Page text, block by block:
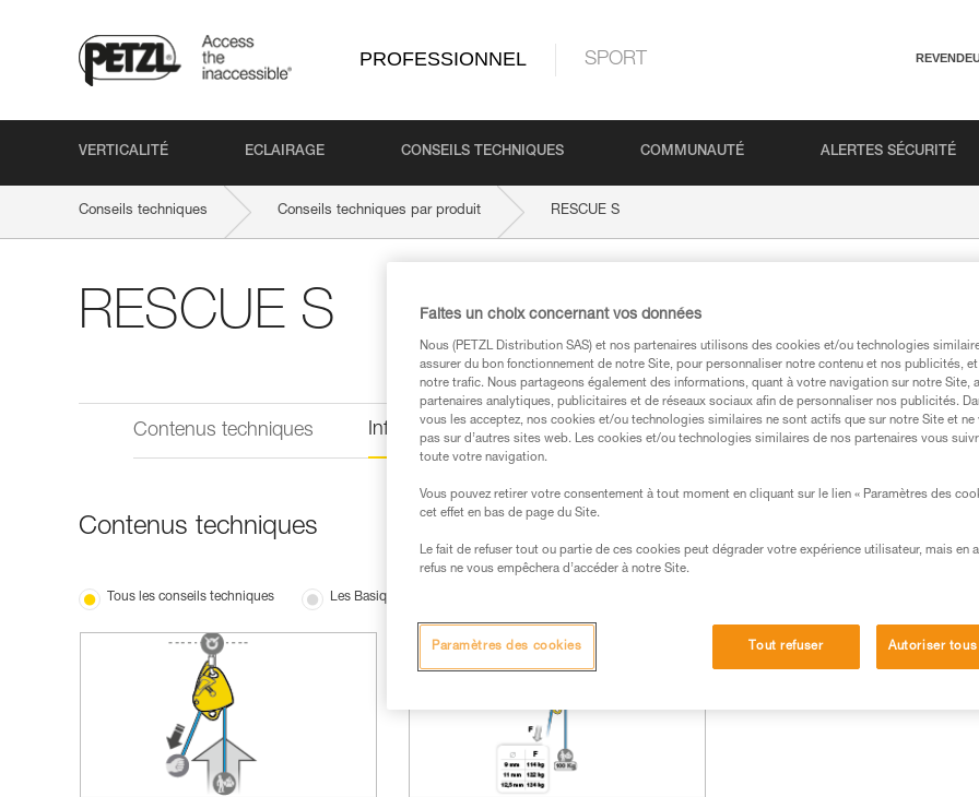
PROFESSIONNEL SPORT
VERTICALITÉ ECLAIRAGE CONSEILS TECHNIQUES COMMUNAUTÉ ALERTES SÉCURITÉ
Conseils techniques Conseils techniques par produit RESCUE S
RESCUE S
Contenus techniques Informations techniques
Contenus techniques
Tous les conseils techniques Les Basiques
Faites un choix concernant vos données
Nous (PETZL Distribution SAS) et nos partenaires utilisons des cookies et/ou technologies
assurer du bon fonctionnement de notre Site, pour personnaliser notre contenu et nos publicités,
notre trafic. Nous partageons également des informations, quant à votre navigation sur notre Site,
partenaires analytiques, publicitaires et de réseaux sociaux afin de personnaliser nos publicités.
vous les acceptez, nos cookies et/ou technologies similaires ne sont actifs que sur notre Site et ne
pas sur d’autres sites web. Les cookies et/ou technologies similaires de nos partenaires vous
toute votre navigation.
Vous pouvez retirer votre consentement à tout moment en cliquant sur le lien « Paramètres des
cet effet en bas de page du Site.
Le fait de refuser tout ou partie de ces cookies peut dégrader votre expérience utilisateur, mais en
refus ne vous empêchera d’accéder à notre Site.
Tout refuser Autoriser
Paramètres des cookies